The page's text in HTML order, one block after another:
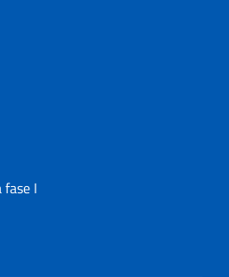
I